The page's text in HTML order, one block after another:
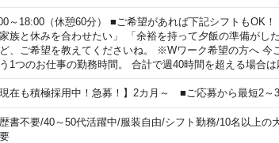
～18:00（休憩60分） ■ご希望があれば下記シフトもOK
家族と休みを合わせたい」 「余裕を持って夕飯の準備がし
、ご希望を教えてくださいね。 ※Wワーク希望の方へ 今
1つのお仕事の勤務時間。 合計で週40時間を超える場合は
現在も積極採用中！急募！】2カ月～ ■ご応募から最短2～
書不要/40～50代活躍中/服装自由/シフト勤務/10名以上の